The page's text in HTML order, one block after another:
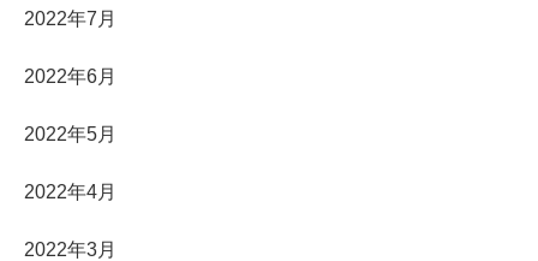
2022年7月
2022年6月
2022年5月
2022年4月
2022年3月